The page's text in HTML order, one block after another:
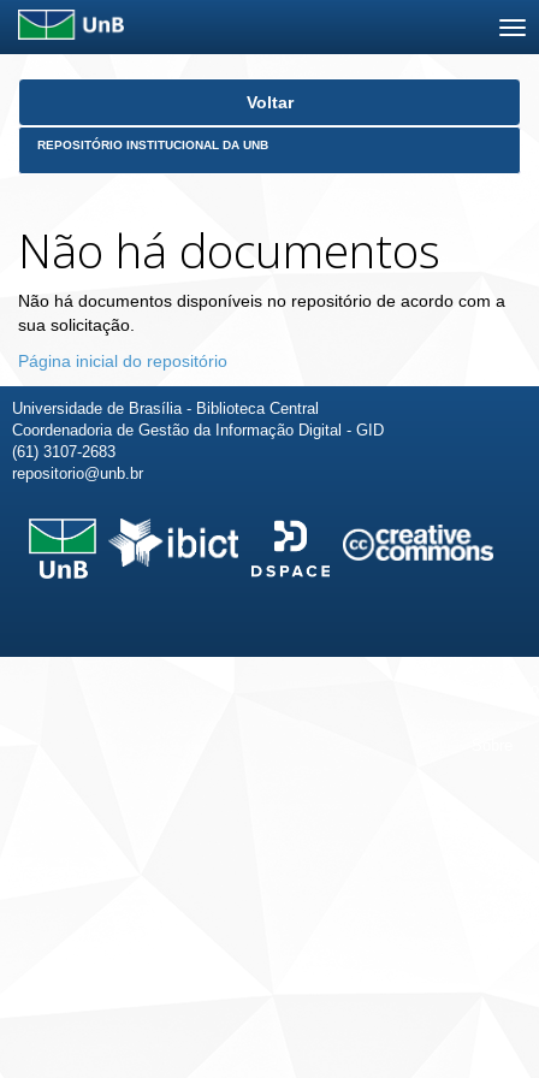
Skip
Voltar
REPOSITÓRIO INSTITUCIONAL DA UNB
Não há documentos
Não há documentos disponíveis no repositório de acordo com a
sua solicitação.
Página inicial do repositório
Universidade de Brasília - Biblioteca Central
Coordenadoria de Gestão da Informação Digital - GID
(61) 3107-2683
repositorio@unb.br